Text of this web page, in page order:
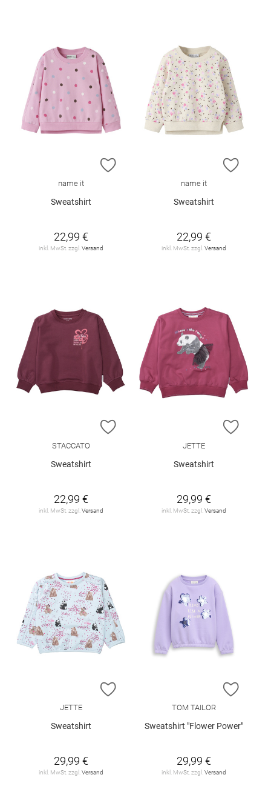
ZUR WUNSCHLISTE HINZUFÜGEN
name it
Sweatshirt
22,99 €
inkl. MwSt. zzgl. Versand
ZUR
name it
Sweatshirt
22,99 €
inkl. MwSt. zzgl. Versand
ZUR WUNSCHLISTE HINZUFÜGEN
STACCATO
Sweatshirt
22,99 €
inkl. MwSt. zzgl. Versand
ZUR
JETTE
Sweatshirt
29,99 €
inkl. MwSt. zzgl. Versand
ZUR WUNSCHLISTE HINZUFÜGEN
JETTE
Sweatshirt
29,99 €
inkl. MwSt. zzgl.Versand
ZUR
TOM TAILOR
Sweatshirt "Flower Power"
29,99 €
inkl. MwSt. zzgl.Versand